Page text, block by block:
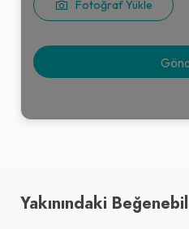
Fotoğraf Yükle
Yakınındaki